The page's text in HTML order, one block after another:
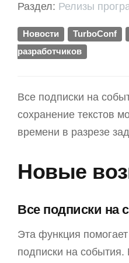
Раздел: Релизы
Новости TurboConf
разработчиков
Все подписки на
сохранение текстов
времени в разрезе
Новые
Все подписки на
Эта функция
подписки на события.